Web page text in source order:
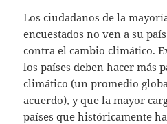
Los ciudadanos de la
encuestados no ven a su
contra el cambio climático.
los países deben hacer más
climático (un promedio
acuerdo), y que la mayor
países que históricamente